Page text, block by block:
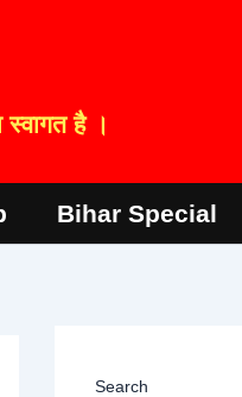
है ।
Bihar Special
Search